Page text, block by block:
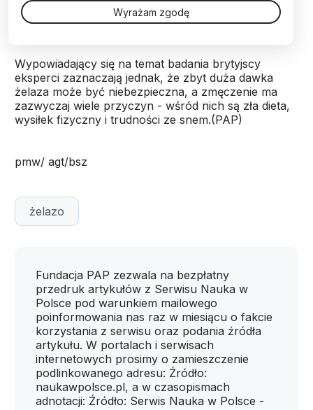
zmęczenia - w grupie przyjmującej żelazo wskaźniki
poprawiły się o 50 proc.
Wypowiadający się na temat badania brytyjscy
eksperci zaznaczają jednak, że zbyt duża dawka
żelaza może być niebezpieczna, a zmęczenie ma
zazwyczaj wiele przyczyn - wśród nich są zła dieta,
wysiłek fizyczny i trudności ze snem.(PAP)
pmw/ agt/bsz
żelazo
Fundacja PAP zezwala na bezpłatny
przedruk artykułów z Serwisu Nauka w
Polsce pod warunkiem mailowego
poinformowania nas raz w miesiącu o fakcie
korzystania z serwisu oraz podania źródła
artykułu. W portalach i serwisach
internetowych prosimy o zamieszczenie
podlinkowanego adresu: Źródło:
naukawpolsce.pl, a w czasopismach
adnotacji: Źródło: Serwis Nauka w Polsce -
Wyrażam zgodę